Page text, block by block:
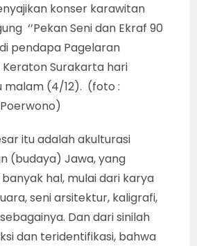
konser karawitan
‘’Pekan Seni dan Ekraf 90
di pendapa Pagelaran
Keraton Surakarta hari
malam (4/12). (foto :
itu adalah akulturasi
(budaya) Jawa, yang
hal, mulai dari karya
seni arsitektur, kaligrafi,
Dan dari sinilah
dan teridentifikasi, bahwa